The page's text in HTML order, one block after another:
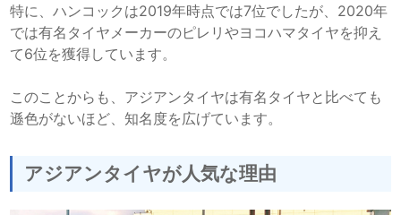
特に、ハンコックは2019年時点では7位でしたが、2020年
では有名タイヤメーカーのピレリやヨコハマタイヤを抑え
て6位を獲得しています。
このことからも、アジアンタイヤは有名タイヤと比べても
遜色がないほど、知名度を広げています。
アジアンタイヤが人気な理由